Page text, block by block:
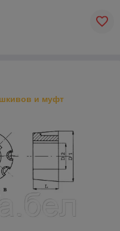
и муфт